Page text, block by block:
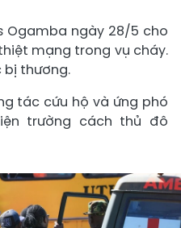
Ogamba ngày 28/5 cho
mạng trong vụ cháy.
bị thương.
tác cứu hộ và ứng phó
trường cách thủ đô